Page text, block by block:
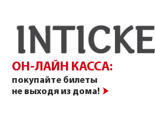
ОН-ЛАЙН КАССА:
покупайте билеты
не выходя из дома!